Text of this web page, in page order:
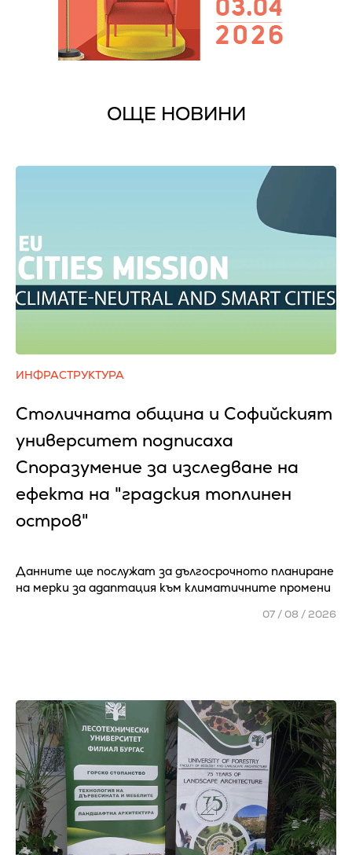
ОЩЕ НОВИНИ
ИНФРАСТРУКТУРА
Столичната община и Софийският
университет подписаха
Споразумение за изследване на
ефекта на "градския топлинен
остров"
Данните ще послужат за дългосрочното планиране
на мерки за адаптация към климатичните промени
07 / 08 / 2026